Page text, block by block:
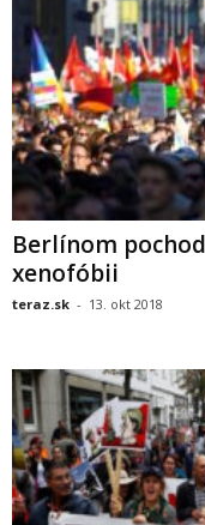
Berlínom
xenofóbii
teraz.sk - 13. okt 2018